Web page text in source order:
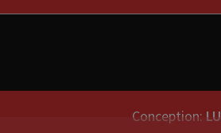
Conception: